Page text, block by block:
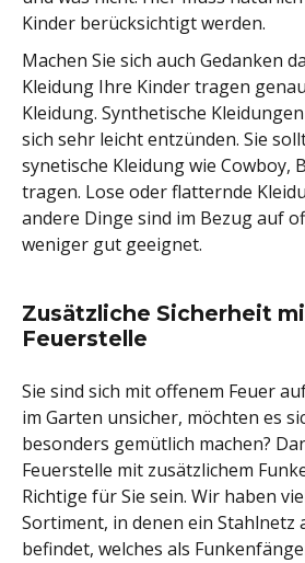
Kinder berücksichtigt werden.
Machen Sie sich auch Gedanken
Kleidung Ihre Kinder tragen
Kleidung. Synthetische
sich sehr leicht entzünden. Sie
synetische Kleidung wie Cowboy,
tragen. Lose oder flatternde
andere Dinge sind im Bezug auf
weniger gut geeignet.
Zusätzliche Sicherheit
Feuerstelle
Sie sind sich mit offenem Feuer
im Garten unsicher, möchten es
besonders gemütlich machen?
Feuerstelle mit zusätzlichem
Richtige für Sie sein. Wir haben
Sortiment, in denen ein Stahlnetz
befindet, welches als